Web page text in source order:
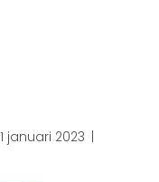
januari 2023 |